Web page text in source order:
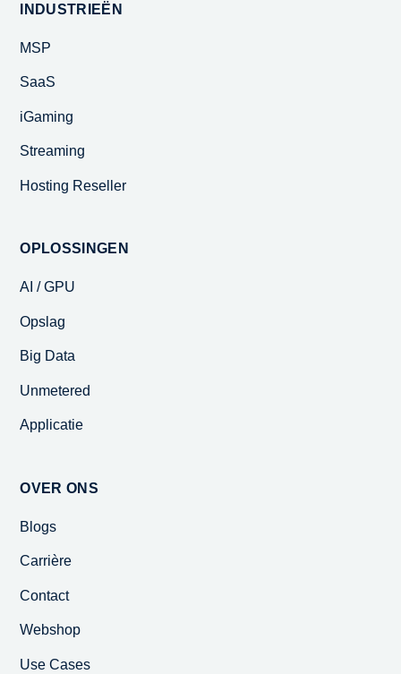
INDUSTRIEËN
MSP
SaaS
iGaming
Streaming
Hosting Reseller
OPLOSSINGEN
AI / GPU
Opslag
Big Data
Unmetered
Applicatie
OVER ONS
Blogs
Carrière
Contact
Webshop
Use Cases